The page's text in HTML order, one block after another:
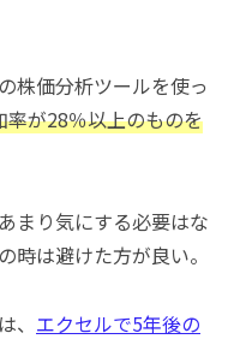
株価分析ツールを使っ
が28％以上のものを
まり気にする必要はな
時は避けた方が良い。
エクセルで5年後の